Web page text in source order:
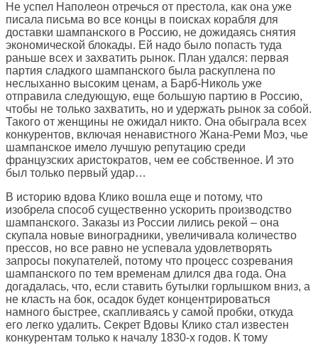
Не успел Наполеон отречься от престола, как она уже
писала письма во все концы в поисках корабля для
доставки шампанского в Россию, не дожидаясь снятия
экономической блокады. Ей надо было попасть туда
раньше всех и захватить рынок. План удался: первая
партия сладкого шампанского была раскуплена по
неслыханно высоким ценам, а Барб-Николь уже
отправила следующую, еще большую партию в Россию,
чтобы не только захватить, но и удержать рынок за собой.
Такого от женщины не ожидал никто. Она обыграла всех
конкурентов, включая ненавистного Жана-Реми Моэ, чье
шампанское имело лучшую репутацию среди
французских аристократов, чем ее собственное. И это
был только первый удар…
В историю вдова Клико вошла еще и потому, что
изобрела способ существенно ускорить производство
шампанского. Заказы из России лились рекой – она
скупала новые виноградники, увеличивала количество
прессов, но все равно не успевала удовлетворять
запросы покупателей, потому что процесс созревания
шампанского по тем временам длился два года. Она
догадалась, что, если ставить бутылки горлышком вниз, а
не класть на бок, осадок будет концентрироваться
намного быстрее, скапливаясь у самой пробки, откуда
его легко удалить. Секрет Вдовы Клико стал известен
конкурентам только к началу 1830-х годов. К тому